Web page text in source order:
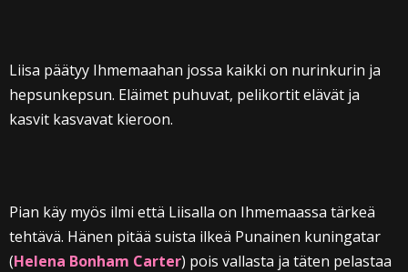
Liisa päätyy Ihmemaahan jossa kaikki on nurinkurin ja
hepsunkepsun. Eläimet puhuvat, pelikortit elävät ja
kasvit kasvavat kieroon.
Pian käy myös ilmi että Liisalla on Ihmemaassa tärkeä
tehtävä. Hänen pitää suista ilkeä Punainen kuningatar
(Helena Bonham Carter) pois vallasta ja täten pelastaa